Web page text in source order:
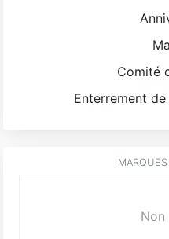
Comité
Enterrement
Non